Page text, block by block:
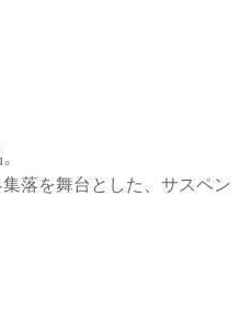
落を舞台とした、サスペン